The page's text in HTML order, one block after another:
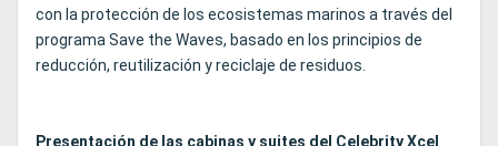
con la protección de los ecosistemas marinos a través del
programa Save the Waves, basado en los principios de
reducción, reutilización y reciclaje de residuos.
Presentación de las cabinas y suites del Celebrity Xcel